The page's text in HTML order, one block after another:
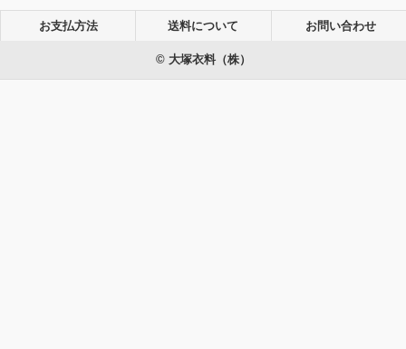
お支払方法 送料について お問い合わせ
© 大塚衣料（株）